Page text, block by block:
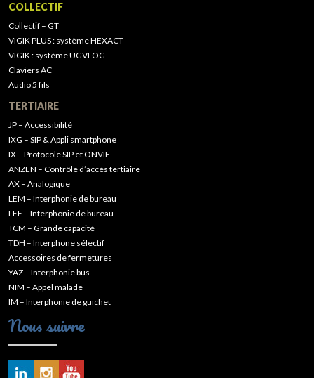
COLLECTIF
Collectif – GT
VIGIK PLUS : système HEXACT
VIGIK : système UGVLOG
Claviers AC
Audio 5 fils
TERTIAIRE
JP – Accessibilité
IXG – SIP & Appli smartphone
IX – Protocole SIP et ONVIF
ANZEN – Contrôle d’accès tertiaire
AX – Analogique
LEM – Interphonie de bureau
LEF – Interphonie de bureau
TCM – Grande capacité
TDH – Interphone sélectif
Accessoires de fermetures
YAZ – Interphonie bus
NIM – Appel malade
IM – Interphonie de guichet
Nous suivre